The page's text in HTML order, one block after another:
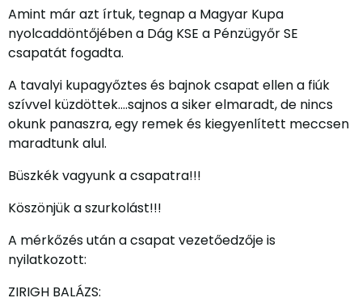
Amint már azt írtuk, tegnap a Magyar Kupa
nyolcaddöntőjében a Dág KSE a Pénzügyőr SE
csapatát fogadta.
A tavalyi kupagyőztes és bajnok csapat ellen a fiúk
szívvel küzdöttek….sajnos a siker elmaradt, de nincs
okunk panaszra, egy remek és kiegyenlített meccsen
maradtunk alul.
Büszkék vagyunk a csapatra!!!
Köszönjük a szurkolást!!!
A mérkőzés után a csapat vezetőedzője is
nyilatkozott:
ZIRIGH BALÁZS: